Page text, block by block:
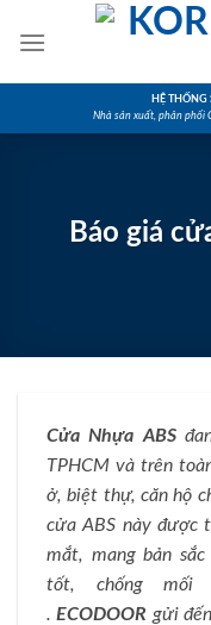
HỆ
Nhà sản xuất, phân phối
Báo giá
Cửa Nhựa ABS
TPHCM và trên
ở, biệt thự, căn hộ
cửa ABS này được
mắt, mang bản
tốt, chống
.ECODOOR gửi